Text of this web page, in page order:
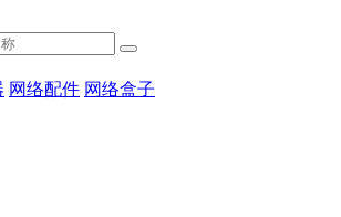
网络配件 网络盒子